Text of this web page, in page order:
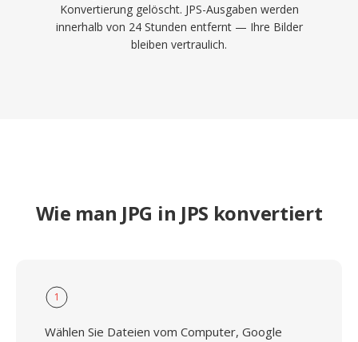
Konvertierung gelöscht. JPS-Ausgaben werden
innerhalb von 24 Stunden entfernt — Ihre Bilder
bleiben vertraulich.
Wie man JPG in JPS konvertiert
1
Wählen Sie Dateien vom Computer, Google